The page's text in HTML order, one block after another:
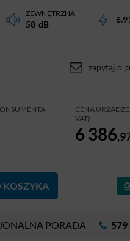
ZEWNĘTRZNA
58 dB
zapytaj o
CENA
VAT)
6 386
KOSZYKA
PORADA 579